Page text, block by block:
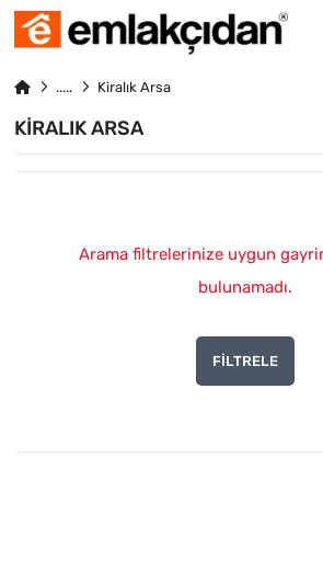
Kiralık Arsa
KIRALIK ARSA
Arama filtrelerinize uygun
bulunamadı.
FILTRELE